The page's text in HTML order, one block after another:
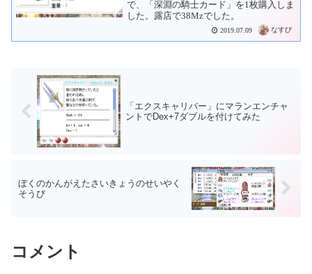
で、「深淵の騎士カード」を1枚購入しま
した。露店で38Mzでした。
2019.07.09 なすび
「エクスキャリバー」にマランエンチャ
ントでDex+7ダブルを付けてみた
ぼくのかんがえたさいきょうのせいやく
そうび
コメント